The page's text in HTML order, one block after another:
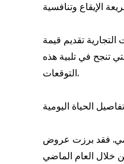
تقديم قيمة
تنجح في تلبية هذه
التوقعات.
الحياة اليومية
فقد برزت عروض